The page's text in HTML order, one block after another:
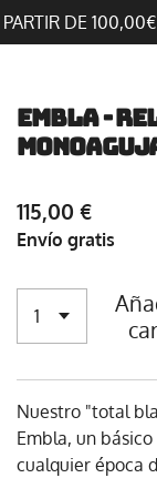
DE 100,00€
EMBLA -
115,00 €
Envío gratis
Nuestro "total
Embla, un
cualquier época